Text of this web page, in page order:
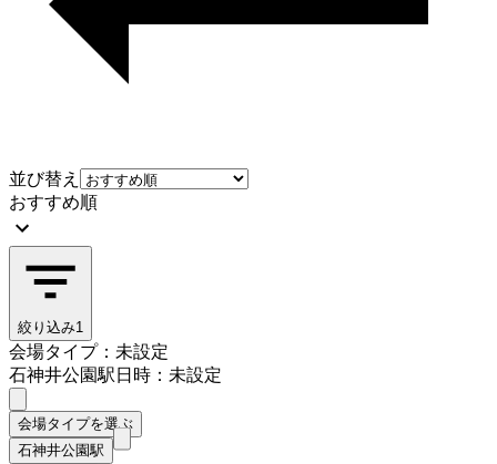
並び替え
おすすめ順
絞り込み1
会場タイプ：未設定
石神井公園駅日時：未設定
会場タイプを選ぶ
石神井公園駅